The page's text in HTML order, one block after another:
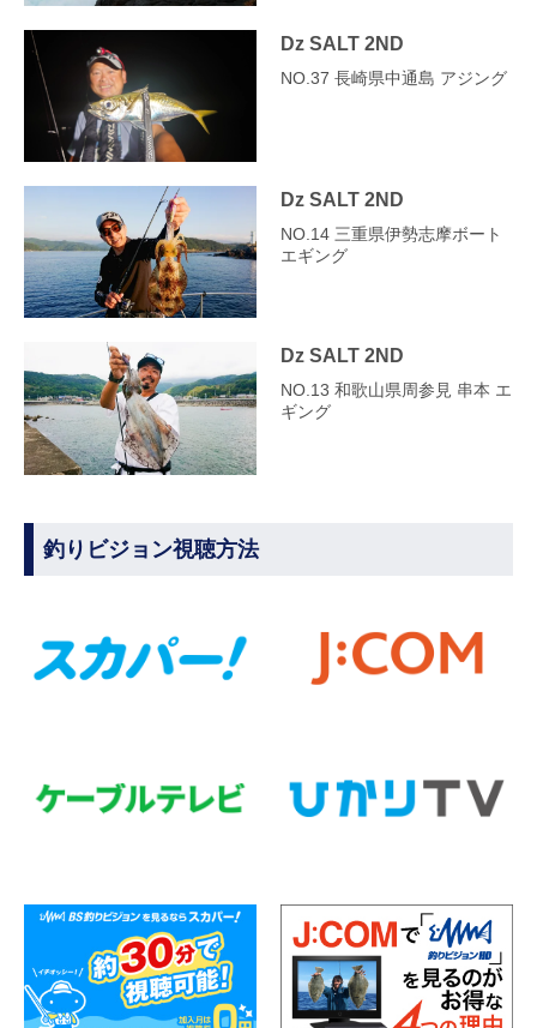
Dz SALT 2ND
NO.37 長崎県中通島 アジング
Dz SALT 2ND
NO.14 三重県伊勢志摩ボート
エギング
Dz SALT 2ND
NO.13 和歌山県周参見 串本 エ
ギング
釣りビジョン視聴方法